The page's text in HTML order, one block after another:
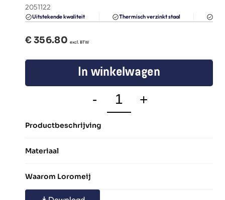
2051122
Uitstekende kwaliteit Thermisch verzinkt staal
€ 356.80
  excl. BTW
In winkelwagen
- +
Productbeschrijving
Materiaal
Waarom Loromeij